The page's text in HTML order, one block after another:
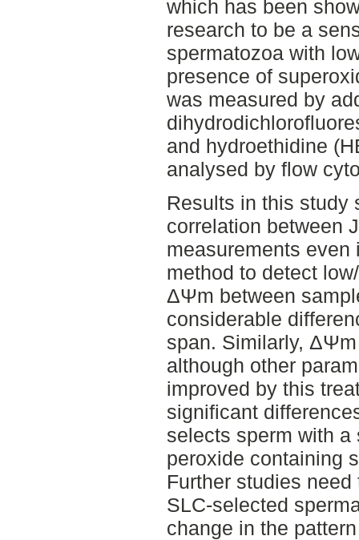
which has been
research to be a
spermatozoa with
presence of
was measured by
and hydroethidine
analysed by flow
Results in this study
correlation between
measurements
method to detect
ΔΨm between
considerable
span. Similarly,
although other
improved by this
significant
selects sperm with
peroxide containing
Further studies
SLC-selected
change in the